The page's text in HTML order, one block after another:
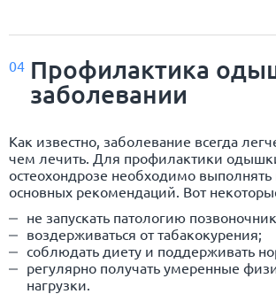
04 Профилактика
заболевании
Как известно, заболевание всегда
чем лечить. Для профилактики
остеохондрозе необходимо выполнять
основных рекомендаций. Вот
не запускать патологию
воздерживаться от табакокурения;
соблюдать диету и поддерживать
регулярно получать умеренные
нагрузки.